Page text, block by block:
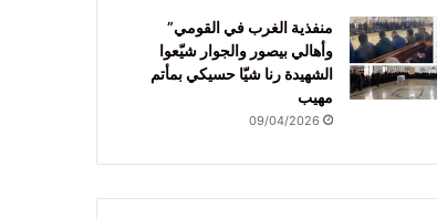
منفذية الغرب في القومي”
وأهالي بيصور والجوار شيّعوا
الشهيدة رنا شيّا حسيكي بمأتم
مهيب
09/04/2026